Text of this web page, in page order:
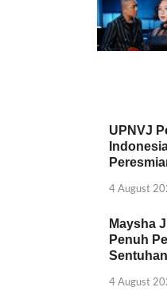
UPNVJ
4 August
Maysha
Penuh
4 August